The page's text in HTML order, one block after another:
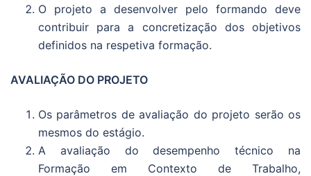
O projeto a desenvolver pelo formando deve
contribuir para a concretização dos objetivos
definidos na respetiva formação.
AVALIAÇÃO DO PROJETO
Os parâmetros de avaliação do projeto serão os
mesmos do estágio.
A avaliação do desempenho técnico na
Formação em Contexto de Trabalho,